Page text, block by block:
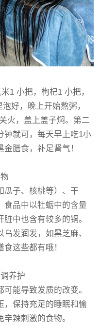
1 小把，枸杞1 小把，
好，晚上开始熬粥，
火，盖上盖子焖。第二
钟就可，每天早上吃1小
膳食，补足肾气！
瓜子、核桃等）、干
食品中以牡蛎中的含量
中也含有较多的铜。
发润发，如黑芝麻、
这些都有哦！
养护
能导致发质的改变。
，保持充足的睡眠和愉
辣刺激的食物。